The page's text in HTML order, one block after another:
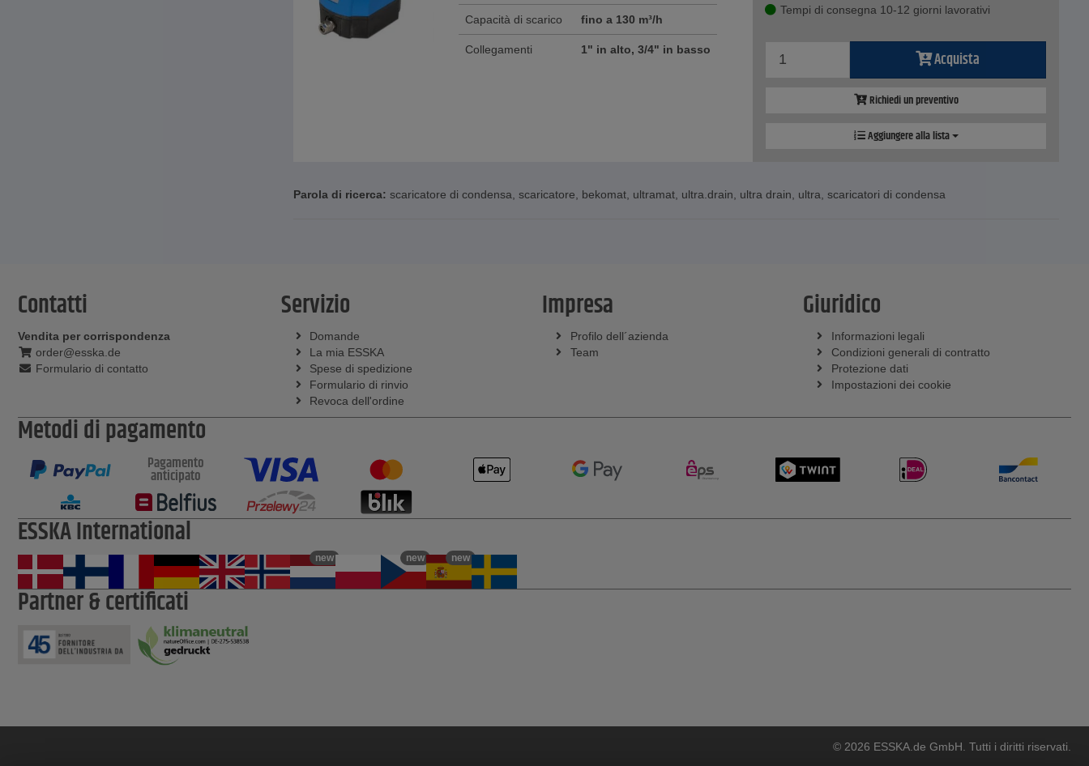
Capacità di scarico fino a 130 m³/h
Collegamenti 1" in alto, 3/4" in basso
Tempi di consegna 10-12 giorni lavorativi
Acquista
Richiedi un preventivo
Aggiungere alla lista
Parola di ricerca: scaricatore di condensa scaricatore bekomat ultramat ultra.drain ultra drain ultra scaricatori di condensa
Contatti
Vendita per corrispondenza
order@esska.de
Formulario di contatto
Servizio
Domande
La mia ESSKA
Spese di spedizione
Formulario di rinvio
Revoca dell'ordine
Impresa
Profilo dell´azienda
Team
Giuridico
Informazioni legali
Condizioni generali di contratto
Protezione dati
Impostazioni dei cookie
Metodi di pagamento
Pagamento
anticipato
ESSKA International
new new new
Partner & certificati
© 2026 ESSKA.de GmbH. Tutti i diritti riservati.